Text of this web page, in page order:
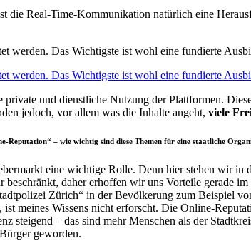
die Real-Time-Kommunikation natürlich eine
werden. Das Wichtigste ist wohl eine fundierte
werden. Das Wichtigste ist wohl eine fundierte
private und dienstliche Nutzung der Plattformen.
jedoch, vor allem was die Inhalte angeht, viele
– wie wichtig sind diese Themen für eine staatliche
eine wichtige Rolle. Denn hier stehen wir
beschränkt, daher erhoffen wir uns Vorteile
Zürich“ in der Bevölkerung zum Beispiel
meines Wissens nicht erforscht. Die Online-
steigend – das sind mehr Menschen als der
geworden.